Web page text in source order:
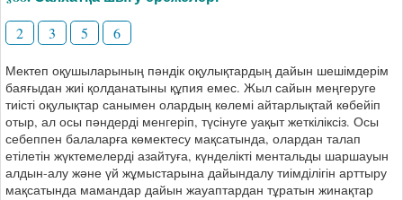
2 3 5 6
Мектеп оқушыларының пәндік оқулықтардың дайын шешімдерім
баяғыдан жиі қолданатыны құпия емес. Жыл сайын меңгеруге
тиісті оқулықтар санымен олардың көлемі айтарлықтай көбейіп
отыр, ал осы пәндерді менгеріп, түсінуге уақыт жеткіліксіз. Осы
себеппен балаларға көмектесу мақсатында, олардан талап
етілетін жүктемелерді азайтуға, күнделікті ментальды шаршауын
алдын-алу және үй жұмыстарына дайындалу тиімділігін арттыру
мақсатында мамандар дайын жауаптардан тұратын жинақтар